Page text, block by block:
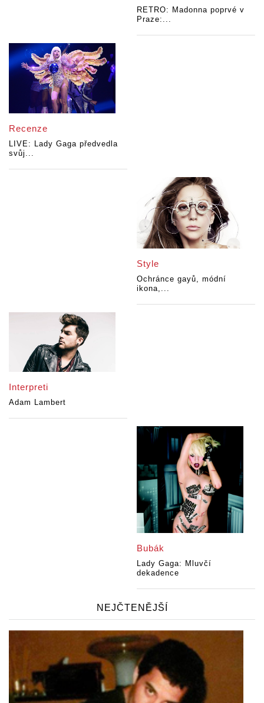
RETRO: Madonna poprvé v
Praze:...
Recenze
LIVE: Lady Gaga předvedla
svůj...
Style
Ochránce gayů, módní
ikona,...
Interpreti
Adam Lambert
Bubák
Lady Gaga: Mluvčí
dekadence
NEJČTENĚJŠÍ